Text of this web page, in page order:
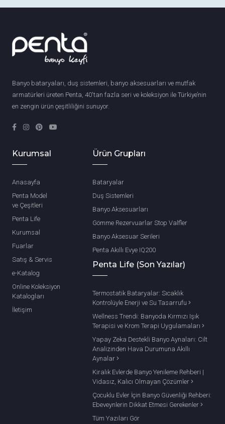
Banyo bataryaları, duş sistemleri, banyo aksesuarları ve mutfak
armatürleri üreten Penta, 40'tan fazla seri ve koleksiyon ile Türkiye’nin
en zengin ürün çeşitliliğini sunuyor.
Kurumsal
Anasayfa
Penta Model
ve Çeşitleri
Penta Life
Kurumsal
Fuarlar
Satış & Servis
e-Katalog
Online Koleksiyon
Katalogları
İletişim
Ürün Grupları
Bataryalar
Duş Sistemleri
Banyo Aksesuarları
Gömme Rezervuarlar Stop Valfler
Banyo Aksesuar Serileri
Penta Akıllı Evye IQ200
Penta Life (Son Yazılar)
Termostatik Bataryalar: Sıcaklık
Kontrolüyle Enerji ve Su Tasarrufu
Wellness Trendi: Banyoda Kırmızı Işık
Terapisi ve Krom Terapi Uygulamaları
Yapay Zeka Destekli Banyo Aynaları: Cilt
Analizinden Hava Durumuna Akıllı
Aynalar
Kiralık Evlerde Banyo Yenileme Rehberi |
Vidasız, Kalıcı Olmayan Çözümler
Çocuklu Evler İçin Banyo Güvenliği Rehberi:
Ebeveynlerin Dikkat Etmesi Gerekenler
Tüm Yazıları Gör